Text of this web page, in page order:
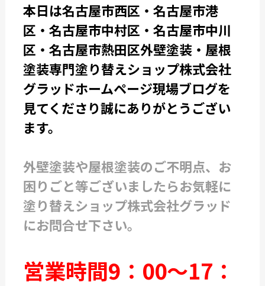
本日は名古屋市西区・名古屋市港
区・名古屋市中村区・名古屋市中川
区・名古屋市熱田区外壁塗装・屋根
塗装専門塗り替えショップ株式会社
グラッドホームページ現場ブログを
見てくださり誠にありがとうござい
ます。
外壁塗装や屋根塗装のご不明点、お
困りごと等ございましたらお気軽に
塗り替えショップ株式会社グラッド
にお問合せ下さい。
営業時間9：00～17：